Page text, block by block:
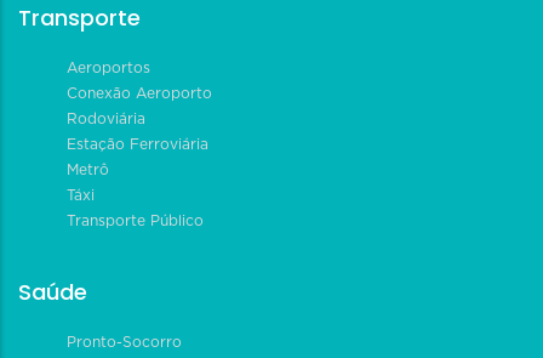
Transporte
Aeroportos
Conexão Aeroporto
Rodoviária
Estação Ferroviária
Metrô
Táxi
Transporte Público
Saúde
Pronto-Socorro